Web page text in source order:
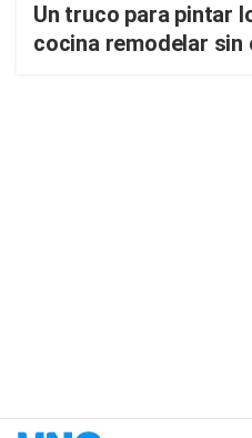
Un truco para pintar
cocina remodelar sin